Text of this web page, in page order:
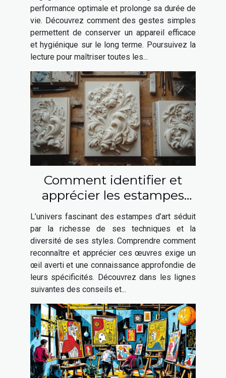
performance optimale et prolonge sa durée de
vie. Découvrez comment des gestes simples
permettent de conserver un appareil efficace
et hygiénique sur le long terme. Poursuivez la
lecture pour maîtriser toutes les...
Comment identifier et
apprécier les estampes
d'art ?
L’univers fascinant des estampes d’art séduit
par la richesse de ses techniques et la
diversité de ses styles. Comprendre comment
reconnaître et apprécier ces œuvres exige un
œil averti et une connaissance approfondie de
leurs spécificités. Découvrez dans les lignes
suivantes des conseils et...